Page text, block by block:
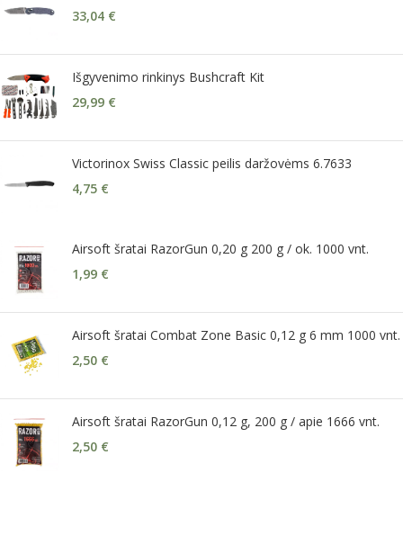
33,04 €
Išgyvenimo rinkinys Bushcraft Kit
29,99 €
Victorinox Swiss Classic peilis daržovėms 6.7633
4,75 €
Airsoft šratai RazorGun 0,20 g 200 g / ok. 1000 vnt.
1,99 €
Airsoft šratai Combat Zone Basic 0,12 g 6 mm 1000 vnt.
2,50 €
Airsoft šratai RazorGun 0,12 g, 200 g / apie 1666 vnt.
2,50 €